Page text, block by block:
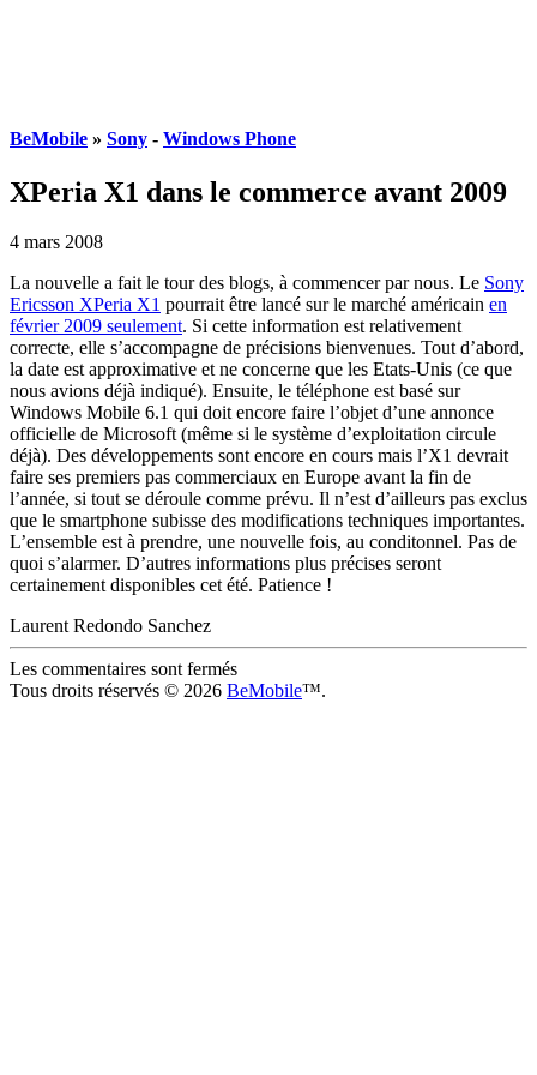
BeMobile » Sony - Windows Phone
XPeria X1 dans le commerce avant 2009
4 mars 2008
La nouvelle a fait le tour des blogs, à commencer par nous. Le Sony
Ericsson XPeria X1 pourrait être lancé sur le marché américain en
février 2009 seulement. Si cette information est relativement
correcte, elle s’accompagne de précisions bienvenues. Tout d’abord,
la date est approximative et ne concerne que les Etats-Unis (ce que
nous avions déjà indiqué). Ensuite, le téléphone est basé sur
Windows Mobile 6.1 qui doit encore faire l’objet d’une annonce
officielle de Microsoft (même si le système d’exploitation circule
déjà). Des développements sont encore en cours mais l’X1 devrait
faire ses premiers pas commerciaux en Europe avant la fin de
l’année, si tout se déroule comme prévu. Il n’est d’ailleurs pas exclus
que le smartphone subisse des modifications techniques importantes.
L’ensemble est à prendre, une nouvelle fois, au conditonnel. Pas de
quoi s’alarmer. D’autres informations plus précises seront
certainement disponibles cet été. Patience !
Laurent Redondo Sanchez
Les commentaires sont fermés
Tous droits réservés © 2026 BeMobile™.